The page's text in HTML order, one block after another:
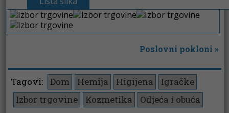
Poslovni pokloni »
Tagovi: Dom Hemija Higijena
Igračke
Izbor trgovine
Kozmetika Odjeća i obuća